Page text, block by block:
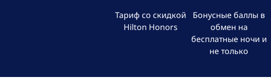
Тариф со скидкой
Hilton Honors
Бонусные баллы в
обмен на
бесплатные ночи и
не только